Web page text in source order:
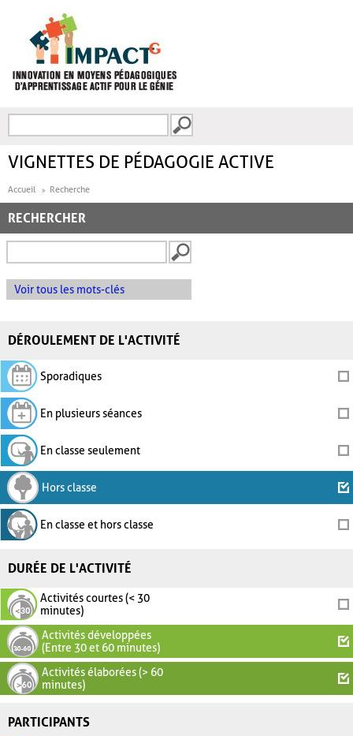
FORMULAIRE DE
VIGNETTES DE PÉDAGOGIE ACTIVE
Accueil Recherche
RECHERCHER
Voir tous les mots-clés
DÉROULEMENT DE L'ACTIVITÉ
Sporadiques
En plusieurs séances
En classe seulement
Hors classe
En classe et hors classe
DURÉE DE L'ACTIVITÉ
Activités courtes (< 30
minutes)
Activités développées
(Entre 30 et 60 minutes)
Activités élaborées (> 60
minutes)
PARTICIPANTS